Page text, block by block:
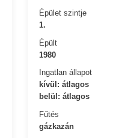
Épület szintje
1.
Épült
1980
Ingatlan állapot
kívül: átlagos
belül: átlagos
Fűtés
gázkazán